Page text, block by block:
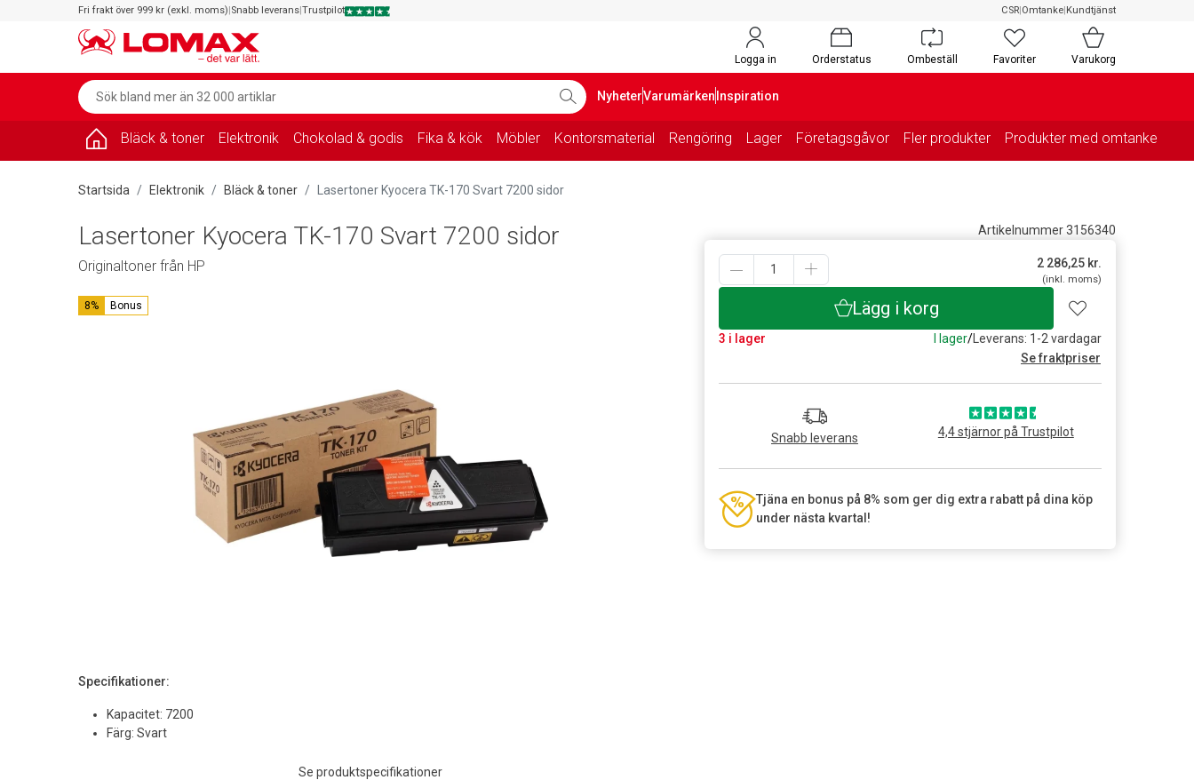
Fri frakt över 999 kr (exkl. moms)|Snabb leverans|Trustpilot CSR|Omtanke|Kundtjänst
Logga in Orderstatus Ombeställ Favoriter Varukorg
NyheterVarumärken Inspiration
Bläck & toner Elektronik Chokolad & godis Fika & kök Möbler Kontorsmaterial Rengöring Lager Företagsgåvor Fler produkter Produkter med omtanke
Startsida Elektronik Bläck & toner Lasertoner Kyocera TK-170 Svart 7200 sidor
8% Bonus
Specifikationer:
Kapacitet: 7200
Färg: Svart
Se produktspecifikationer
Artikelnummer 3156340
2 286,25kr.
(inkl. moms)
Lägg i korg
3 i lager I lager/Leverans: 1-2 vardagar
Se fraktpriser
Snabb leverans 4,4 stjärnor på Trustpilot
Tjäna en bonus på 8% som ger dig extra rabatt på dina köp
under nästa kvartal!
Lasertoner Kyocera TK-170 Svart 7200 sidor
Originaltoner från HP